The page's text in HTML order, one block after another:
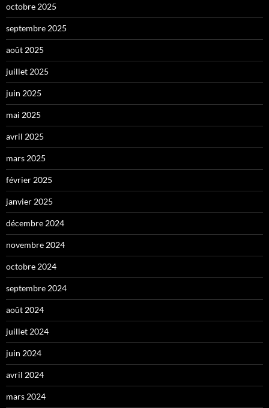
octobre 2025
septembre 2025
août 2025
juillet 2025
juin 2025
mai 2025
avril 2025
mars 2025
février 2025
janvier 2025
décembre 2024
novembre 2024
octobre 2024
septembre 2024
août 2024
juillet 2024
juin 2024
avril 2024
mars 2024